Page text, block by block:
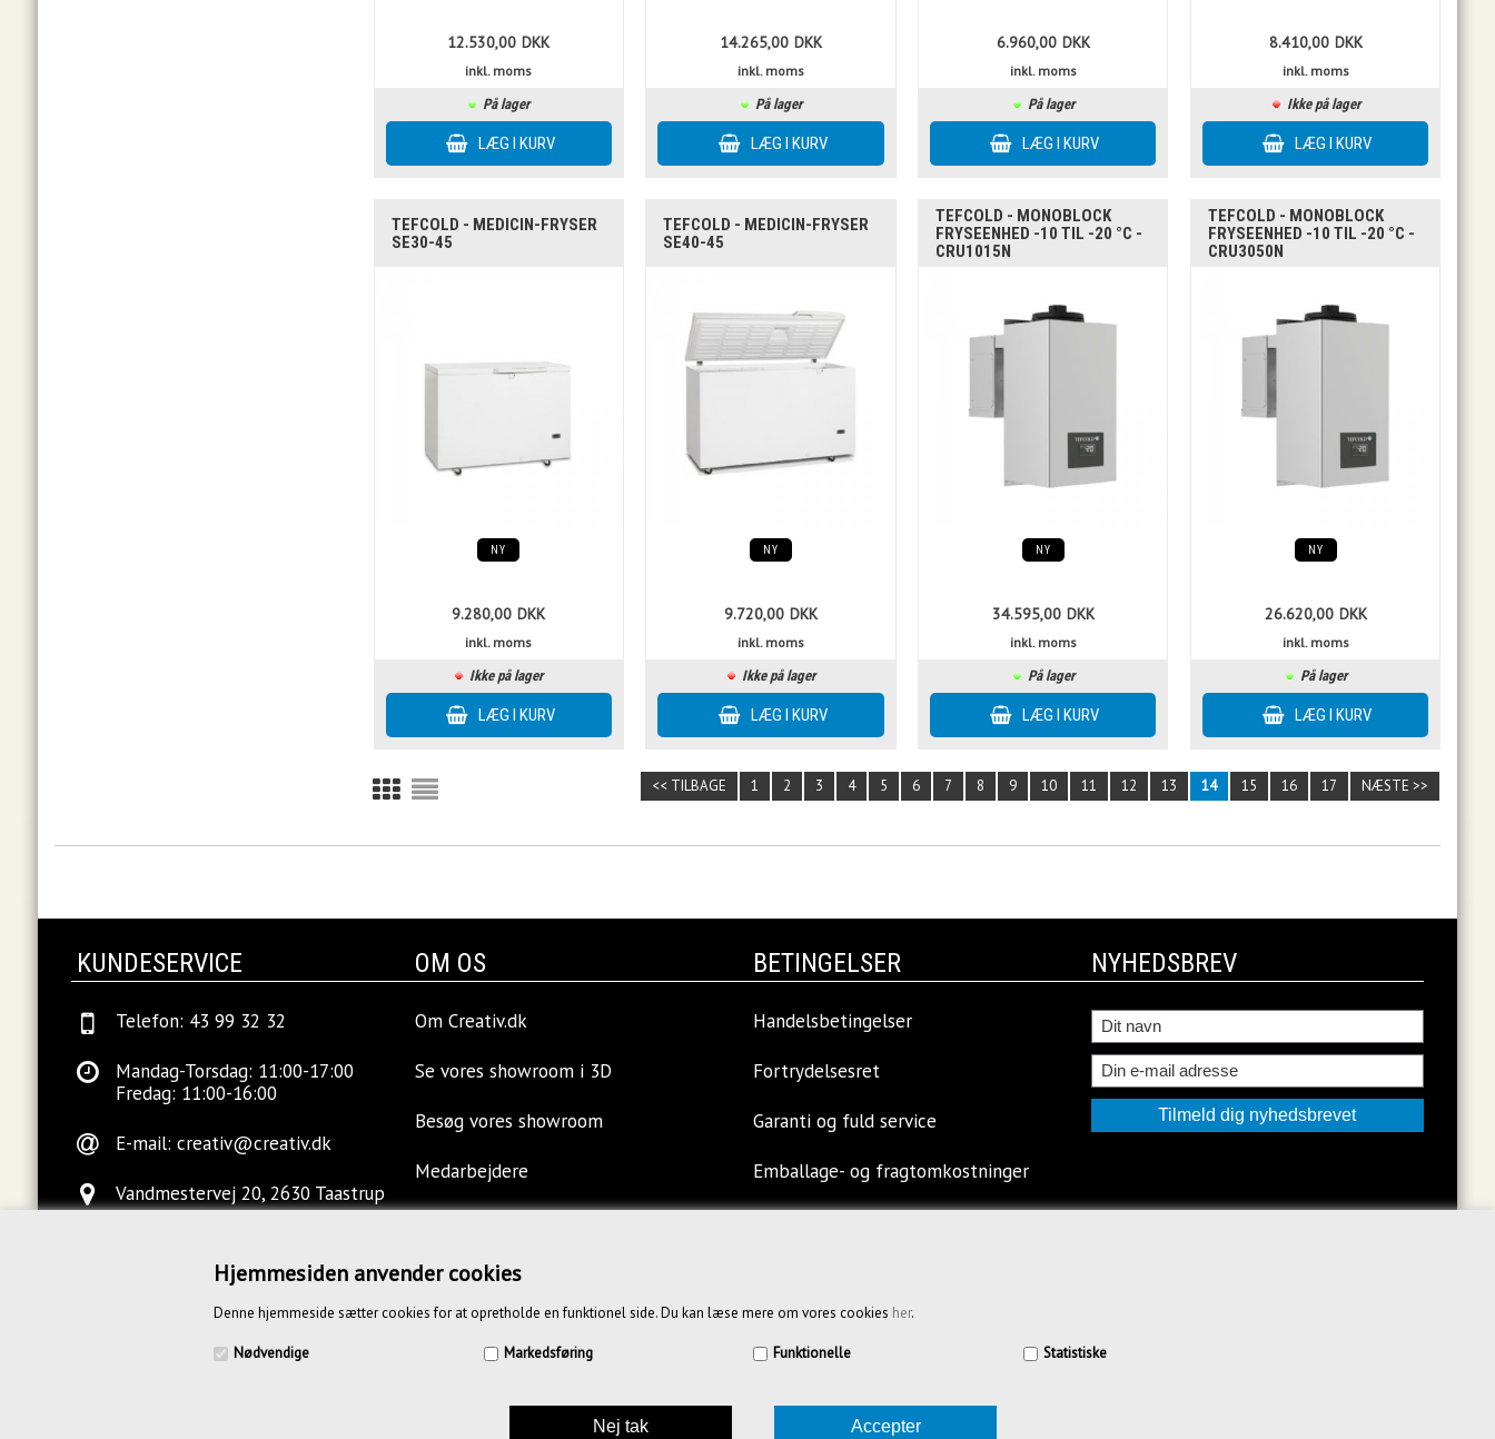
Hjemmesiden anvender cookies
Denne hjemmeside sætter cookies for at opretholde en funktionel side. Du kan læse mere om vores cookies her.
Nødvendige Markedsføring Funktionelle Statistiske
12.530,00 DKK
inkl. moms
På lager
14.265,00 DKK
inkl. moms
På lager
6.960,00 DKK
inkl. moms
På lager
8.410,00 DKK
inkl. moms
Ikke på lager
TEFCOLD - MEDICIN-FRYSER
SE30-45
NY
9.280,00 DKK
inkl. moms
Ikke på lager
TEFCOLD - MEDICIN-FRYSER
SE40-45
NY
9.720,00 DKK
inkl. moms
Ikke på lager
TEFCOLD - MONOBLOCK
FRYSEENHED -10 TIL -20 °C -
CRU1015N
NY
34.595,00 DKK
inkl. moms
På lager
TEFCOLD - MONOBLOCK
FRYSEENHED -10 TIL -20 °C -
CRU3050N
NY
26.620,00 DKK
inkl. moms
På lager
<< TILBAGE 1 2 3 4 5 6 7 8 9 10 11 12 13 14 15 16 17 NÆSTE >>
KUNDESERVICE
Telefon: 43 99 32 32
Mandag-Torsdag: 11:00-17:00
Fredag: 11:00-16:00
E-mail: creativ@creativ.dk
Vandmestervej 20, 2630 Taastrup
OM OS
Om Creativ.dk
Se vores showroom i 3D
Besøg vores showroom
Medarbejdere
Kontakt os
Blog
BETINGELSER
Handelsbetingelser
Fortrydelsesret
Garanti og fuld service
Emballage- og fragtomkostninger
Vejledende priser
NYHEDSBREV